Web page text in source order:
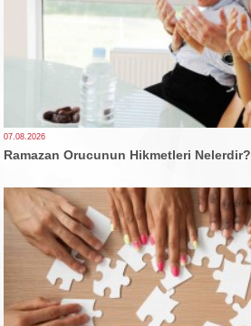
07.08.2026
Ramazan Orucunun Hikmetleri Nelerdir?